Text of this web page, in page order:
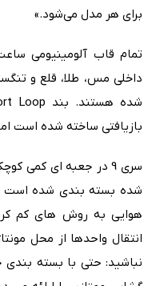
برای هر مدل می‌شود.»
بازیافتی ساخته شده است
سری 9 در جعبه ای کمی
شده بسته بندی شده است
هوایی به روش های کم
انتقال واحدها از محل